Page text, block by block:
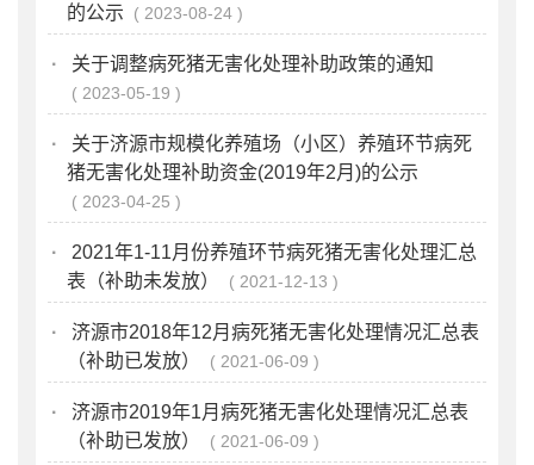
的公示
2023-08-24
· 关于调整病死猪无害化处理补助政策的通知
2023-05-19
·
关于济源市规模化养殖场（小区）养殖环节病死
猪无害化处理补助资金(2019年2月)的公示
2023-04-25
·
2021年1-11月份养殖环节病死猪无害化处理汇总
表（补助未发放）
2021-12-13
·
济源市2018年12月病死猪无害化处理情况汇总表
（补助已发放）
2021-06-09
·
济源市2019年1月病死猪无害化处理情况汇总表
（补助已发放）
2021-06-09